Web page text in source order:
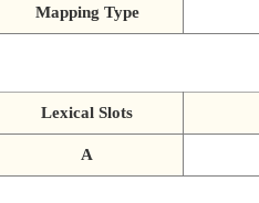
Mapping Type
Lexical Slots
A